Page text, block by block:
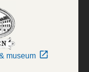
museum